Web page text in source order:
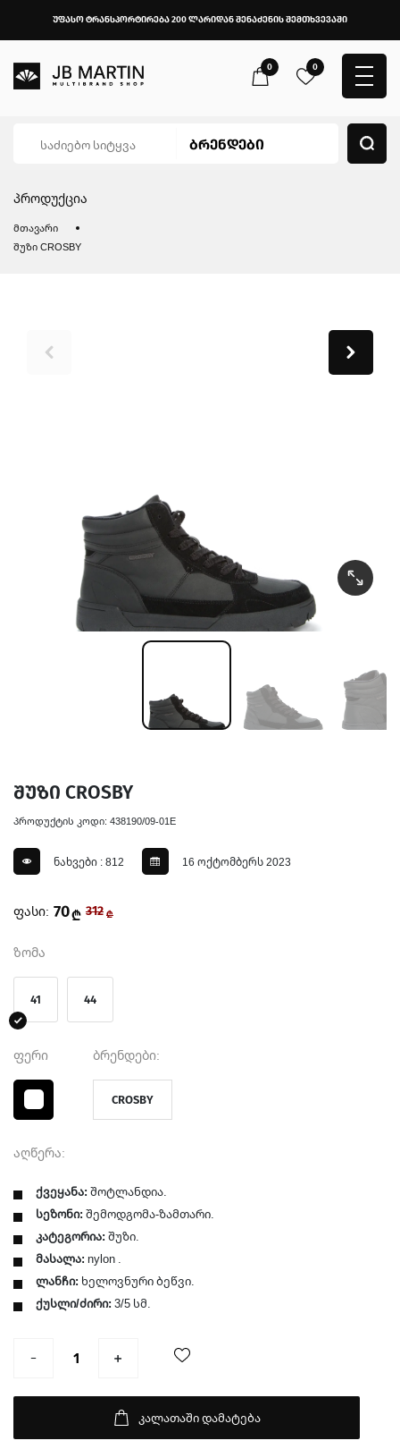
უფასო ტრანსპორტირება 200 ლარიდან შენაძენის შემთხვევაში
0 0
პროდუქცია
მთავარი
შუზი CROSBY
შუზი CROSBY
პროდუქტის კოდი: 438190/09-01E
ნახვები : 812 16 ოქტომბერს 2023
ფასი: 70₾ 312 ₾
ზომა
41 44
ფერი ბრენდები:
CROSBY
აღწერა:
ქვეყანა: შოტლანდია.
სეზონი: შემოდგომა-ზამთარი.
კატეგორია: შუზი.
მასალა: nylon .
ლანჩი: ხელოვნური ბეწვი.
ქუსლი/ძირი: 3/5 სმ.
კალათაში დამატება